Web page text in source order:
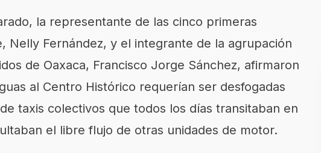
la representante de las cinco primeras
Nelly Fernández, y el integrante de la agrupación
de Oaxaca, Francisco Jorge Sánchez, afirmaron
al Centro Histórico requerían ser desfogadas
taxis colectivos que todos los días transitaban en
el libre flujo de otras unidades de motor.